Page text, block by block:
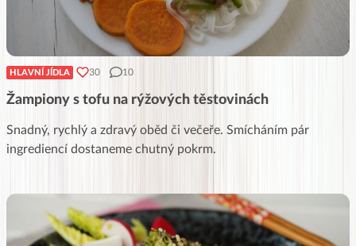
HLAVNÍ JÍDLA 30 10
Žampiony s tofu na rýžových těstovinách
Snadný, rychlý a zdravý oběd či večeře. Smícháním pár
ingrediencí dostaneme chutný pokrm.